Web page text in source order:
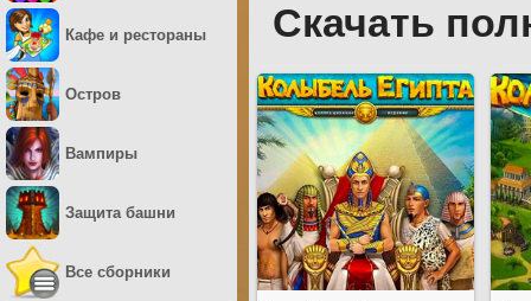
Скачать
Кафе и рестораны
Остров
Вампиры
Защита башни
Все сборники